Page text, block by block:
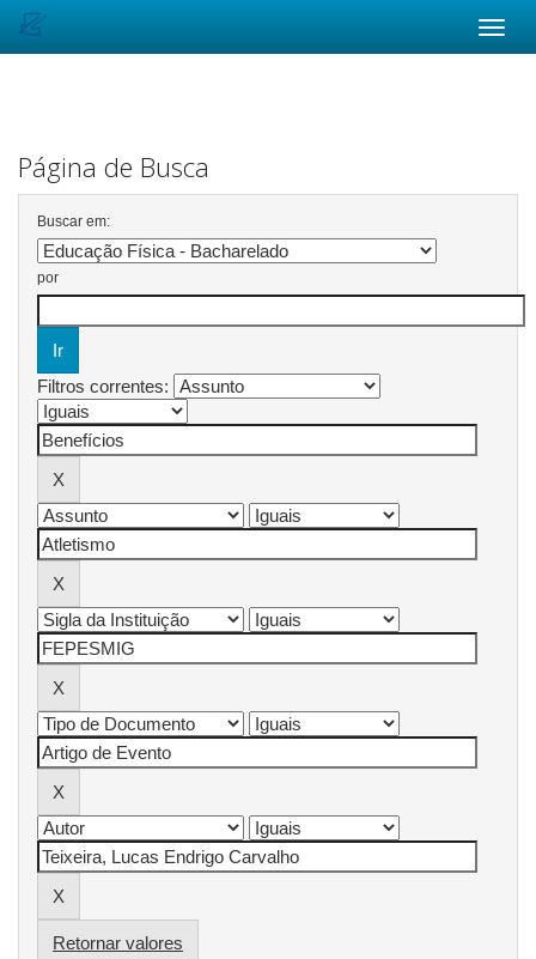
Página de Busca
Buscar em:
por
Filtros correntes:
Retornar valores